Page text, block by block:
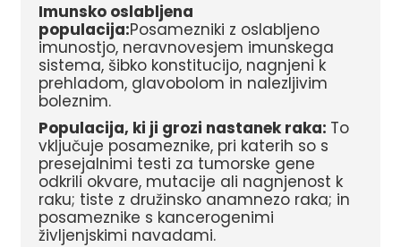
Imunsko oslabljena
populacija:Posamezniki z oslabljeno
imunostjo, neravnovesjem imunskega
sistema, šibko konstitucijo, nagnjeni k
prehladom, glavobolom in nalezljivim
boleznim.
Populacija, ki ji grozi nastanek raka: To
vključuje posameznike, pri katerih so s
presejalnimi testi za tumorske gene
odkrili okvare, mutacije ali nagnjenost k
raku; tiste z družinsko anamnezo raka; in
posameznike s kancerogenimi
življenjskimi navadami.